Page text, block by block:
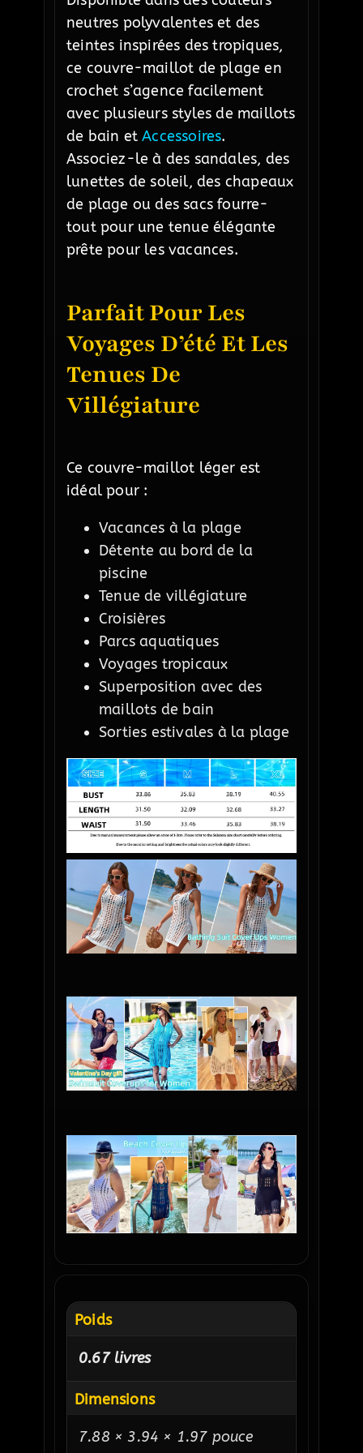
neutres polyvalentes et des
teintes inspirées des tropiques,
ce couvre-maillot de plage en
crochet s’agence facilement
avec plusieurs styles de maillots
de bain etAccessoires.
Associez-le à des sandales, des
lunettes de soleil, des chapeaux
de plage ou des sacs fourre-
tout pour une tenue élégante
prête pour les vacances.
Parfait Pour Les
Voyages D’été Et Les
Tenues De
Villégiature
Ce couvre-maillot léger est
idéal pour :
Vacances à la plage
Détente au bord de la
piscine
Tenue de villégiature
Croisières
Parcs aquatiques
Voyages tropicaux
Superposition avec des
maillots de bain
Sorties estivales à la plage
Poids
0.67 livres
Dimensions
7.88 × 3.94 × 1.97 pouce